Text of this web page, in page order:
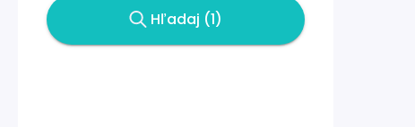
Hľadaj (1)